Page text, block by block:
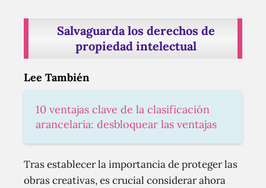
Salvaguarda los derechos de
propiedad intelectual
Lee También
10 ventajas clave de la clasificación
arancelaria: desbloquear las ventajas
Tras establecer la importancia de proteger las
obras creativas, es crucial considerar ahora